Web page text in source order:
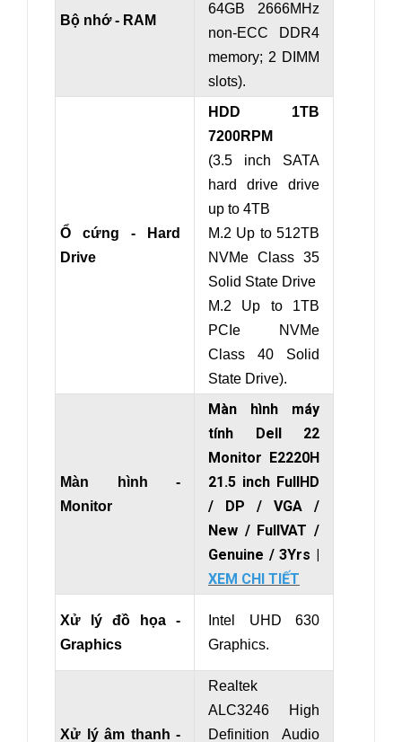
Bộ nhớ - RAM
64GB 2666MHz
non-ECC DDR4
memory; 2 DIMM
slots).
Ổ cứng - Hard
Drive
HDD 1TB
7200RPM
(3.5 inch SATA
hard drive drive
up to 4TB
M.2 Up to 512TB
NVMe Class 35
Solid State Drive
M.2 Up to 1TB
PCIe NVMe
Class 40 Solid
State Drive).
Màn hình -
Monitor
Màn hình máy
tính Dell 22
Monitor E2220H
21.5 inch FullHD
/ DP / VGA /
New / FullVAT /
Genuine / 3Yrs
XEM CHI TIẾT
Xử lý đồ họa -
Graphics
Intel UHD 630
Graphics.
Xử lý âm thanh -
Realtek
ALC3246 High
Definition Audio